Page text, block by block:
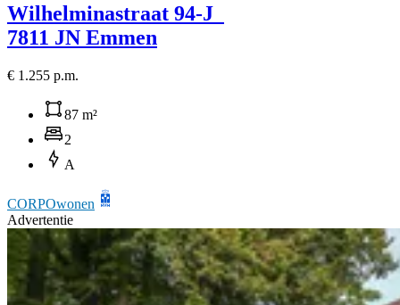
Wilhelminastraat 94-J
7811 JN Emmen
€ 1.255 p.m.
87 m²
2
A
CORPOwonen
Advertentie